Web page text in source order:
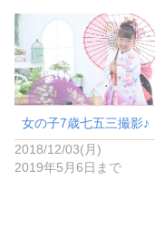
ン
ド
ウ
で
開
き
す
)
女の子7歳七五三撮影♪
2018/12/03(月)
2019年5月6日まで